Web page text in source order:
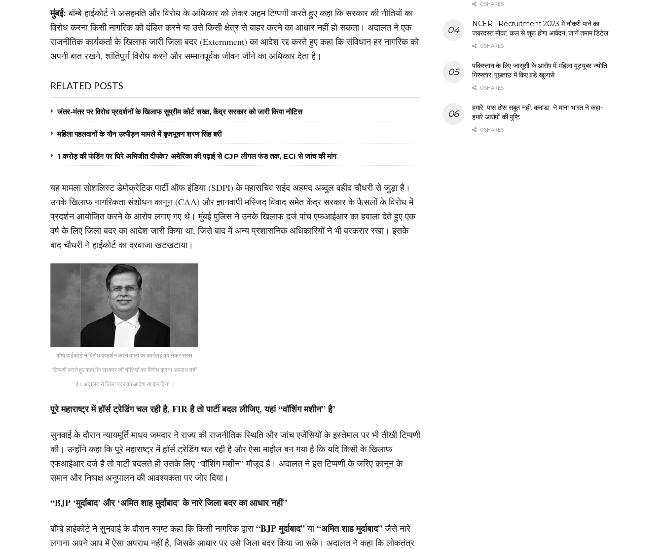
मुंबई: बॉम्बे हाईकोर्ट ने असहमति और विरोध के अधिकार को लेकर अहम टिप्पणी करते हुए कहा कि सरकार की नीतियों का
विरोध करना किसी नागरिक को दंडित करने या उसे किसी क्षेत्र से बाहर करने का आधार नहीं हो सकता। अदालत ने एक
राजनीतिक कार्यकर्ता के खिलाफ जारी जिला बदर (Externment) का आदेश रद्द करते हुए कहा कि संविधान हर नागरिक को
अपनी बात रखने, शांतिपूर्ण विरोध करने और सम्मानपूर्वक जीवन जीने का अधिकार देता है।
RELATED POSTS
जंतर-मंतर पर विरोध प्रदर्शनों के खिलाफ सुप्रीम कोर्ट सख्त, केंद्र सरकार को जारी किया नोटिस
महिला पहलवानों के यौन उत्पीड़न मामले में बृजभूषण शरण सिंह बरी
1 करोड़ की फंडिंग पर घिरे अभिजीत दीपके? अमेरिका की पढ़ाई से CJP लीगल फंड तक, ECI से जांच की मांग
यह मामला सोशलिस्ट डेमोक्रेटिक पार्टी ऑफ इंडिया (SDPI) के महासचिव सईद अहमद अब्दुल वहीद चौधरी से जुड़ा है।
उनके खिलाफ नागरिकता संशोधन कानून (CAA) और ज्ञानवापी मस्जिद विवाद समेत केंद्र सरकार के फैसलों के विरोध में
प्रदर्शन आयोजित करने के आरोप लगाए गए थे। मुंबई पुलिस ने उनके खिलाफ दर्ज पांच एफआईआर का हवाला देते हुए एक
वर्ष के लिए जिला बदर का आदेश जारी किया था, जिसे बाद में अन्य प्रशासनिक अधिकारियों ने भी बरकरार रखा। इसके
बाद चौधरी ने हाईकोर्ट का दरवाजा खटखटाया।
बॉम्बे हाईकोर्ट ने विरोध प्रदर्शन करने वालों पर कार्रवाई को लेकर सख्त
टिप्पणी करते हुए कहा कि सरकार की नीतियों का विरोध करना अपराध नहीं
है। अदालत ने जिला बदर का आदेश रद्द कर दिया।
पूरे महाराष्ट्र में हॉर्स ट्रेडिंग चल रही है, FIR है तो पार्टी बदल लीजिए, यहां “वॉशिंग मशीन” है’
सुनवाई के दौरान न्यायमूर्ति माधव जमदार ने राज्य की राजनीतिक स्थिति और जांच एजेंसियों के इस्तेमाल पर भी तीखी टिप्पणी
की। उन्होंने कहा कि पूरे महाराष्ट्र में हॉर्स ट्रेडिंग चल रही है और ऐसा माहौल बन गया है कि यदि किसी के खिलाफ
एफआईआर दर्ज है तो पार्टी बदलते ही उसके लिए “वॉशिंग मशीन” मौजूद है। अदालत ने इस टिप्पणी के जरिए कानून के
समान और निष्पक्ष अनुपालन की आवश्यकता पर जोर दिया।
“BJP ‘मुर्दाबाद’ और ‘अमित शाह मुर्दाबाद’ के नारे जिला बदर का आधार नहीं”
बॉम्बे हाईकोर्ट ने सुनवाई के दौरान स्पष्ट कहा कि किसी नागरिक द्वारा“BJP मुर्दाबाद”या“अमित शाह मुर्दाबाद”जैसे नारे
लगाना अपने आप में ऐसा अपराध नहीं है, जिसके आधार पर उसे जिला बदर किया जा सके। अदालत ने कहा कि लोकतंत्र
0 SHARES
NCERT Recruitment 2023 में नौकरी पाने का
जबरदस्त मौका, कल से शुरू होगा आवेदन, जानें तमाम डिटेल
0 SHARES
पकिस्तान के लिए जासूसी के आरोप में महिला यूट्यूबर ज्योति
गिरफ्तार, पूछताछ में किए बड़े खुलासे
0 SHARES
हमारे पास ठोस सबूत नहीं, कनाडा ने माना|भारत ने कहा-
हमारे आरोपों की पुष्टि
0 SHARES